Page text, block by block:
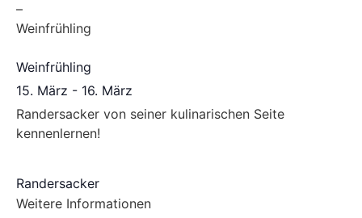
–
Weinfrühling
Weinfrühling
15. März - 16. März
Randersacker von seiner kulinarischen Seite
kennenlernen!
Randersacker
Weitere Informationen